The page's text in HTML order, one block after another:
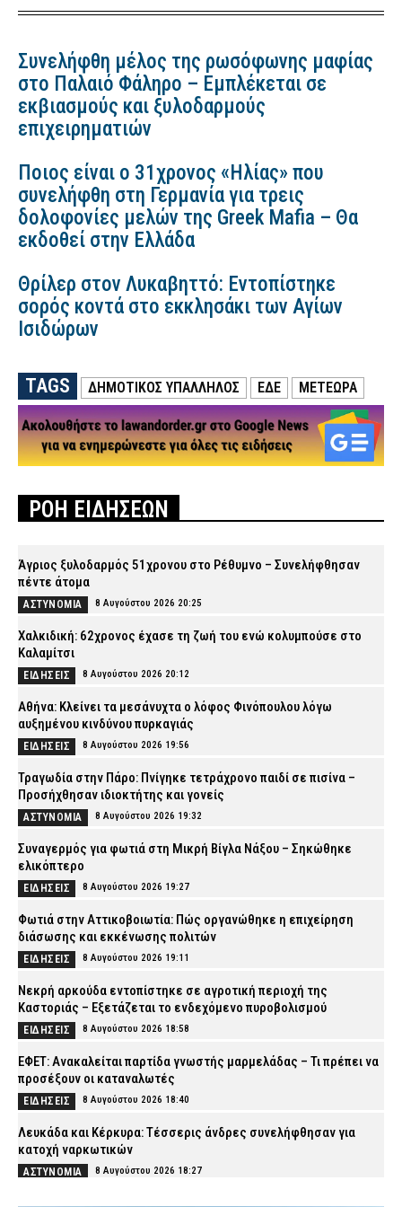
Συνελήφθη μέλος της ρωσόφωνης μαφίας
στο Παλαιό Φάληρο – Εμπλέκεται σε
εκβιασμούς και ξυλοδαρμούς
επιχειρηματιών
Ποιος είναι ο 31χρονος «Ηλίας» που
συνελήφθη στη Γερμανία για τρεις
δολοφονίες μελών της Greek Mafia – Θα
εκδοθεί στην Ελλάδα
Θρίλερ στον Λυκαβηττό: Εντοπίστηκε
σορός κοντά στο εκκλησάκι των Αγίων
Ισιδώρων
TAGS ΔΗΜΟΤΙΚΟΣ ΥΠΑΛΛΗΛΟΣ ΕΔΕ ΜΕΤΈΩΡΑ
ΡΟΗ ΕΙΔΗΣΕΩΝ
Άγριος ξυλοδαρμός 51χρονου στο Ρέθυμνο – Συνελήφθησαν
πέντε άτομα
ΑΣΤΥΝΟΜΙΑ 8 Αυγούστου 2026 20:25
Χαλκιδική: 62χρονος έχασε τη ζωή του ενώ κολυμπούσε στο
Καλαμίτσι
ΕΙΔΗΣΕΙΣ 8 Αυγούστου 2026 20:12
Αθήνα: Κλείνει τα μεσάνυχτα ο λόφος Φινόπουλου λόγω
αυξημένου κινδύνου πυρκαγιάς
ΕΙΔΗΣΕΙΣ 8 Αυγούστου 2026 19:56
Τραγωδία στην Πάρο: Πνίγηκε τετράχρονο παιδί σε πισίνα –
Προσήχθησαν ιδιοκτήτης και γονείς
ΑΣΤΥΝΟΜΙΑ 8 Αυγούστου 2026 19:32
Συναγερμός για φωτιά στη Μικρή Βίγλα Νάξου – Σηκώθηκε
ελικόπτερο
ΕΙΔΗΣΕΙΣ 8 Αυγούστου 2026 19:27
Φωτιά στην Αττικοβοιωτία: Πώς οργανώθηκε η επιχείρηση
διάσωσης και εκκένωσης πολιτών
ΕΙΔΗΣΕΙΣ 8 Αυγούστου 2026 19:11
Νεκρή αρκούδα εντοπίστηκε σε αγροτική περιοχή της
Καστοριάς – Εξετάζεται το ενδεχόμενο πυροβολισμού
ΕΙΔΗΣΕΙΣ 8 Αυγούστου 2026 18:58
ΕΦΕΤ: Ανακαλείται παρτίδα γνωστής μαρμελάδας – Τι πρέπει να
προσέξουν οι καταναλωτές
ΕΙΔΗΣΕΙΣ 8 Αυγούστου 2026 18:40
Λευκάδα και Κέρκυρα: Τέσσερις άνδρες συνελήφθησαν για
κατοχή ναρκωτικών
ΑΣΤΥΝΟΜΙΑ 8 Αυγούστου 2026 18:27
Greek Mafia: Ποιοι είναι οι δύο νέοι συλληφθέντες της «ομάδας